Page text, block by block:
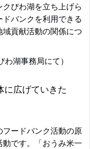
びわ湖を立ち上げら
バンクを利用できる
貢献活動の関係につ
湖事務局にて）
に広げていきた
ードバンク活動の原
です。「おうみ米一